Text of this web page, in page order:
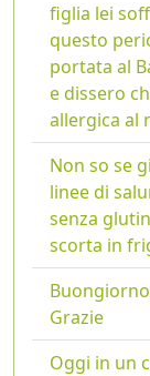
figlia lei
questo
portata al
e dissero
allergica al
Non so se
linee di
senza
scorta in
Grazie
Oggi in un